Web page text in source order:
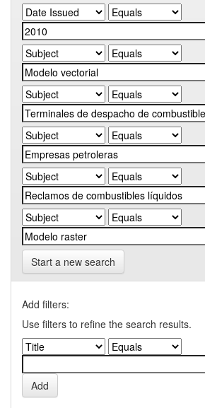
Start a new search
Add filters:
Use filters to refine the search results.